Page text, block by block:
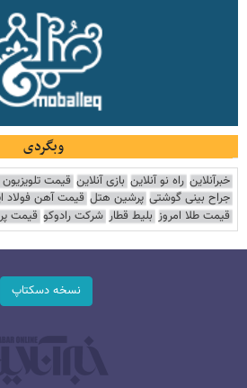
وبگردی
خبرآنلاین راه نو آنلاین بازی آنلاین قیمت
جراح بینی گوشتی پرشین هتل قیمت آهن فولاد
قیمت طلا امروز بلیط قطار شرکت رادوکو قیمت
نسخه دسکتاپ